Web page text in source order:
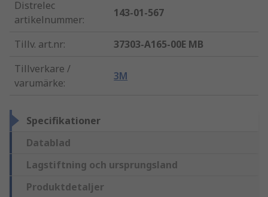
Distrelec
artikelnummer:
143-01-567
Tillv. art.nr:
37303-A165-00E MB
Tillverkare /
varumärke:
3M
Specifikationer
Datablad
Lagstiftning och ursprungsland
Produktdetaljer